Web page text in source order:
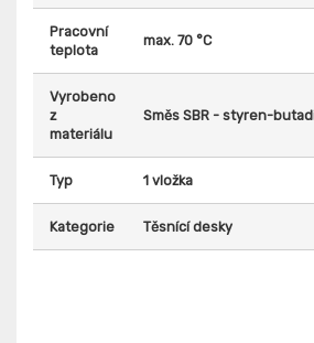
Pracovní
teplota
max. 70 °C
Vyrobeno
z
materiálu
Směs SBR - styren-
Typ 1 vložka
Kategorie Těsnící desky